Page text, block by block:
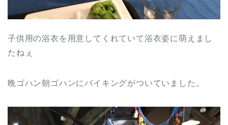
子供用の浴衣を用意してくれていて浴衣姿に萌えまし
たねぇ
晩ゴハン朝ゴハンにバイキングがついていました。